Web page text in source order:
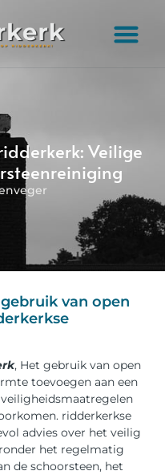
Veilige
van open
, Het gebruik van open
toevoegen aan een
ridderkerkse
advies over het veilig
het regelmatig
de schoorsteen, het